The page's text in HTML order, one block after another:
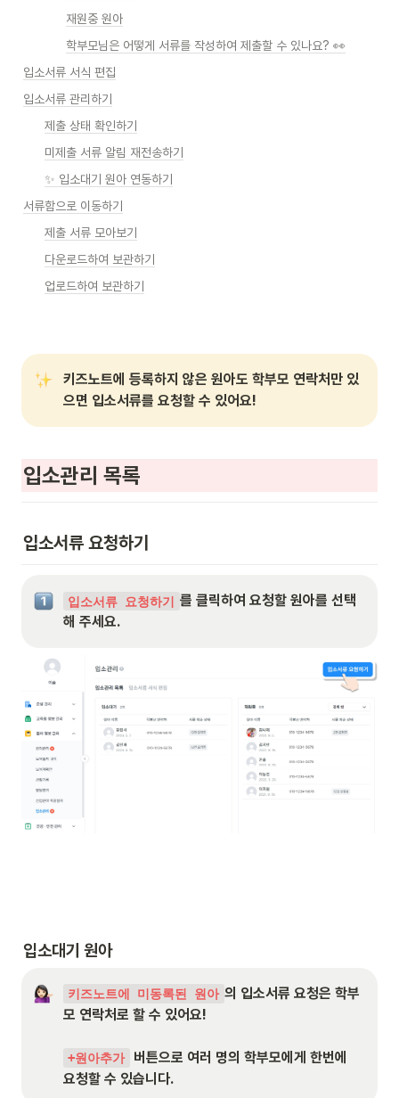
재원중 원아
학부모님은 어떻게 서류를 작성하여 제출할 수 있나요? 👀
입소서류 서식 편집
입소서류 관리하기
제출 상태 확인하기
미제출 서류 알림 재전송하기
✨ 입소대기 원아 연동하기
서류함으로 이동하기
제출 서류 모아보기
다운로드하여 보관하기
업로드하여 보관하기
키즈노트에 등록하지 않은 원아도 학부모 연락처만 있
으면 입소서류를 요청할 수 있어요!
입소관리 목록
입소서류 요청하기
입소서류 요청하기 를 클릭하여 요청할 원아를 선택
해 주세요.
입소대기 원아
키즈노트에 미동록된 원아 의 입소서류 요청은 학부
모 연락처로 할 수 있어요!
+원아추가
버튼으로 여러 명의 학부모에게 한번에
요청할 수 있습니다.